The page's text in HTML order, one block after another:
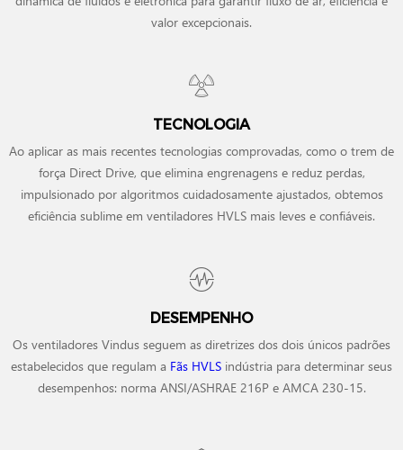
valor excepcionais.
TECNOLOGIA
Ao aplicar as mais recentes tecnologias comprovadas, como o trem de
força Direct Drive, que elimina engrenagens e reduz perdas,
impulsionado por algoritmos cuidadosamente ajustados, obtemos
eficiência sublime em ventiladores HVLS mais leves e confiáveis.
DESEMPENHO
Os ventiladores Vindus seguem as diretrizes dos dois únicos padrões
estabelecidos que regulam a Fãs HVLS indústria para determinar seus
desempenhos: norma ANSI/ASHRAE 216P e AMCA 230-15.